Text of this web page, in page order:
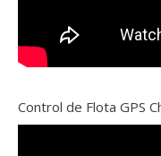
Control de Flota GPS